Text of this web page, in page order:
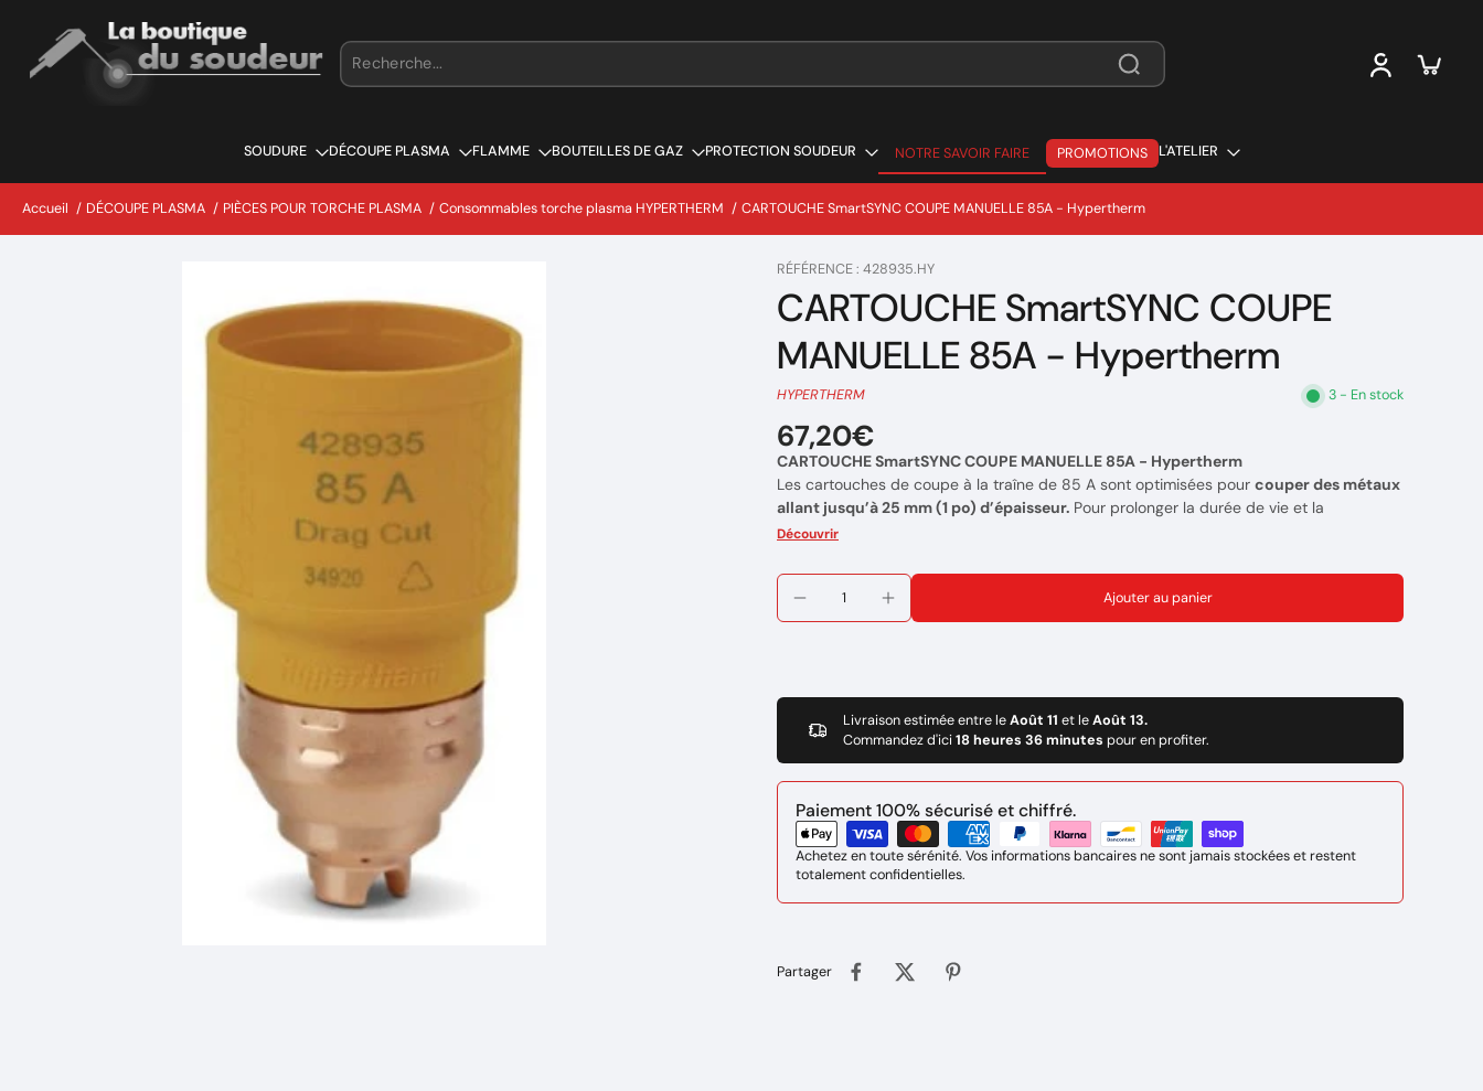
contenu
SOUDURE DÉCOUPE PLASMA FLAMME BOUTEILLES DE GAZ PROTECTION SOUDEUR
NOTRE SAVOIR FAIRE
NOTRE SAVOIR FAIRE
PROMOTIONS L'ATELIER
Accueil / DÉCOUPE PLASMA / PIÈCES POUR TORCHE PLASMA / Consommables torche plasma HYPERTHERM / CARTOUCHE SmartSYNC COUPE MANUELLE 85A - Hypertherm
RÉFÉRENCE : 428935.HY
CARTOUCHE SmartSYNC COUPE
MANUELLE 85A - Hypertherm
HYPERTHERM 3 - En stock
67,20€
CARTOUCHE SmartSYNC COUPE MANUELLE 85A - Hypertherm
Les cartouches de coupe à la traîne de 85 A sont optimisées pour couper des métaux
allant jusqu’à 25 mm (1 po) d’épaisseur. Pour prolonger la durée de vie et la
performance de la cartouche, il est important de choisir la cartouche qui est optimisée
Les cartouches de coupe à la traîne de 85 A sont compatibles avec :
les torches SmartSYNC® pour les systèmes Powermax85/105 SYNC®;
les torches Duramax® utilisant un adaptateur de torche pour les systèmes
Rèf : 428935
Découvrir
Ajouter au panier
Livraison estimée entre leAoût 11 et leAoût 13.
Commandez d'ici18 heures 36 minutes pour en profiter.
Paiement 100% sécurisé et chiffré.
Achetez en toute sérénité. Vos informations bancaires ne sont jamais stockées et restent
totalement confidentielles.
Partager